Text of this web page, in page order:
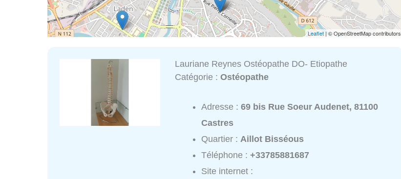
Leaflet | © OpenStreetMap contributors
Lauriane Reynes Ostéopathe DO- Etiopathe
Catégorie :Ostéopathe
Adresse :69 bis Rue Soeur Audenet, 81100
Castres
Quartier :Aillot Bisséous
Téléphone :+33785881687
Site internet :